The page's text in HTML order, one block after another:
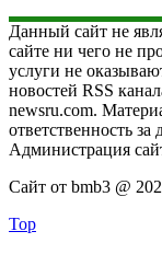
Данный сайт не
сайте ни чего не
услуги не
новостей RSS
newsru.com.
ответственность
Администрация
Сайт от bmb3 @
Top